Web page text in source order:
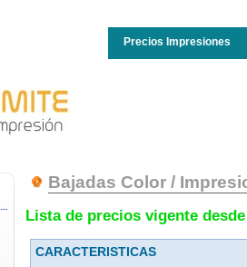
Precios Impresiones
Bajadas Color /
Lista de precios vigente desde
CARACTERISTICAS